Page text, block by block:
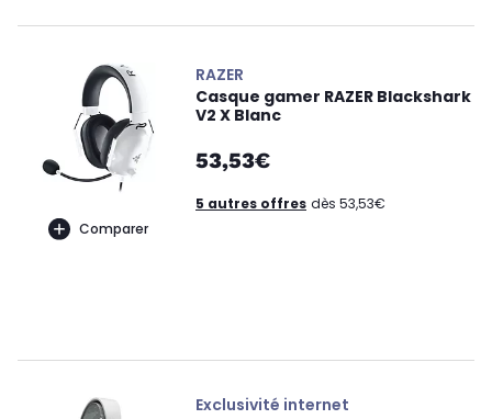
Comparer
RAZER
Casque gamer RAZER Blackshark
V2 X Blanc
53,53€
5 autres offres dès 53,53€
Exclusivité internet